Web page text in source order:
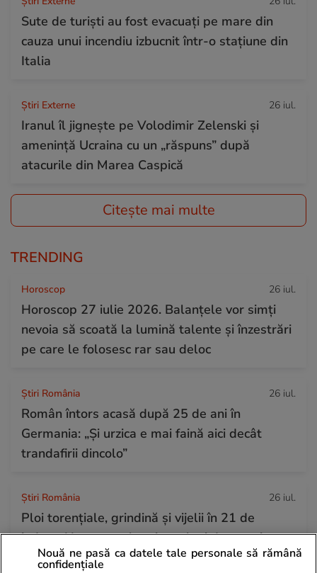
Sute de turiști au fost evacuați pe mare din
cauza unui incendiu izbucnit într-o stațiune din
Italia
Știri Externe 26 iul.
Iranul îl jignește pe Volodimir Zelenski și
amenință Ucraina cu un „răspuns” după
atacurile din Marea Caspică
Citește mai multe
TRENDING
Horoscop 26 iul.
Horoscop 27 iulie 2026. Balanțele vor simți
nevoia să scoată la lumină talente și înzestrări
pe care le folosesc rar sau deloc
Știri România 26 iul.
Român întors acasă după 25 de ani în
Germania: „Și urzica e mai faină aici decât
trandafirii dincolo”
Știri România 26 iul.
Ploi torențiale, grindină și vijelii în 21 de
județe. Harta zonelor vizate luni de avertizarea
meteo ANM cod galben
Nouă ne pasă ca datele tale personale să rămână
confidențiale